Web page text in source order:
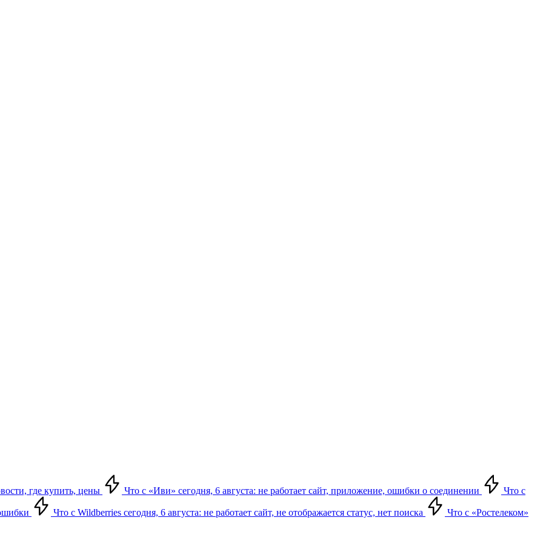
где купить, цены Что с «Иви» сегодня, 6 августа: не работает сайт, приложение, ошибки о соединении Что с
Что с Wildberries сегодня, 6 августа: не работает сайт, не отображается статус, нет поиска Что с «Ростелеком»